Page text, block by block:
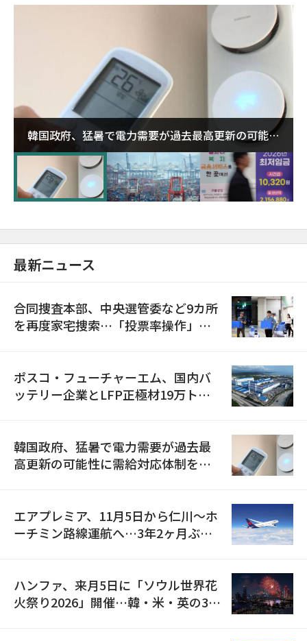
韓国政府、猛暑で電力需要が過去最高更新の可能性
に需給対応体制を点検
最新ニュース
合同捜査本部、中央選管委など9カ所
を再度家宅捜索…「投票率操作」の
ポスコ・フューチャーエム、国内バ
ッテリー企業とLFP正極材19万トン
韓国政府、猛暑で電力需要が過去最
高更新の可能性に需給対応体制を点
エアプレミア、11月5日から仁川〜ホ
ーチミン路線運航へ…3年2ヶ月ぶり
ハンファ、来月5日に「ソウル世界花
火祭り2026」開催…韓・米・英の3カ